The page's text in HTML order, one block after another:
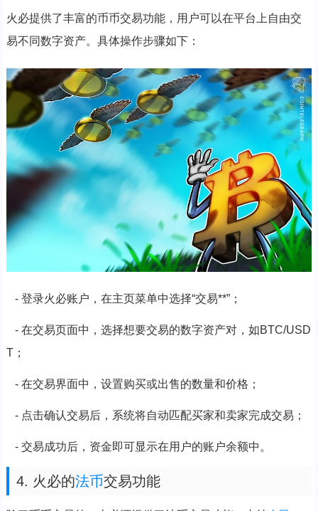
火必提供了丰富的币币交易功能，用户可以在平台上自由交
易不同数字资产。具体操作步骤如下：
- 登录火必账户，在主页菜单中选择“交易**”；
- 在交易页面中，选择想要交易的数字资产对，如BTC/USD
T；
- 在交易界面中，设置购买或出售的数量和价格；
- 点击确认交易后，系统将自动匹配买家和卖家完成交易；
- 交易成功后，资金即可显示在用户的账户余额中。
4. 火必的法币交易功能